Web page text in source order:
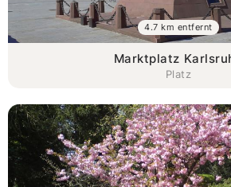
Marktplatz
Platz
4.7 km entfernt